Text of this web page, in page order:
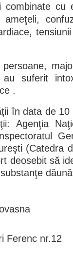
combinate
suferit
.
în data de
Agenţia
(Catedra
deosebit să
Ferenc nr.12